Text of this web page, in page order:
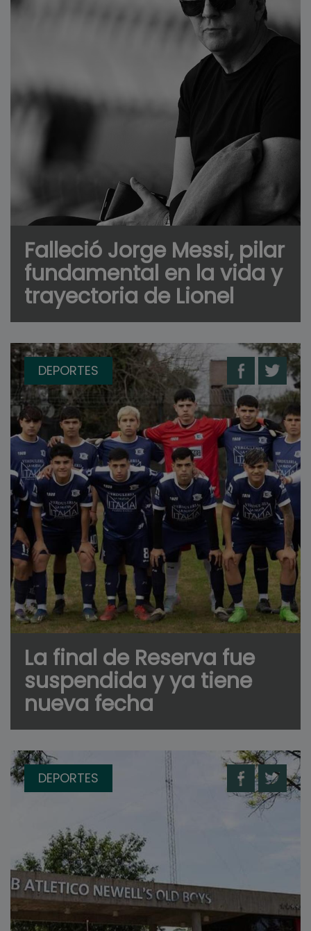
Falleció Jorge Messi, pilar
fundamental en la vida y
trayectoria de Lionel
DEPORTES
La final de Reserva fue
suspendida y ya tiene
nueva fecha
DEPORTES